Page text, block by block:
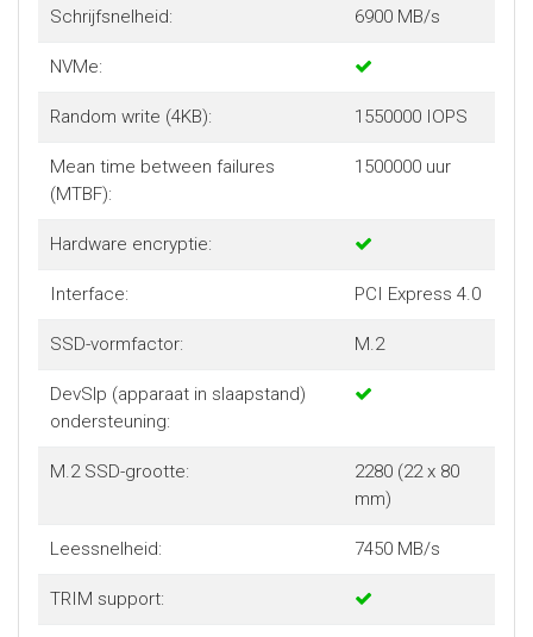
Schrijfsnelheid: 6900 MB/s
NVMe:
Random write (4KB): 1550000 IOPS
Mean time between failures
(MTBF):
1500000 uur
Hardware encryptie:
Interface: PCI Express 4.0
SSD-vormfactor: M.2
DevSlp (apparaat in slaapstand)
ondersteuning:
M.2 SSD-grootte:
2280 (22 x 80
mm)
Leessnelheid: 7450 MB/s
TRIM support: